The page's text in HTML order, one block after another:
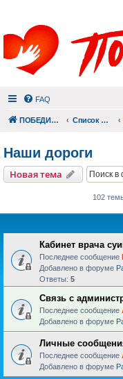
FAQ
ПОБЕДИШЬ.РУ Список форумов
Наши дороги
Новая тема
102
Кабинет врача
Последнее сообщение
Добавлено в форуме
Ответы: 5
Связь с
Последнее сообщение
Добавлено в форуме
Личные
Последнее сообщение
Добавлено в форуме